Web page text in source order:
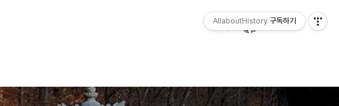
AllaboutHistory 구독하기